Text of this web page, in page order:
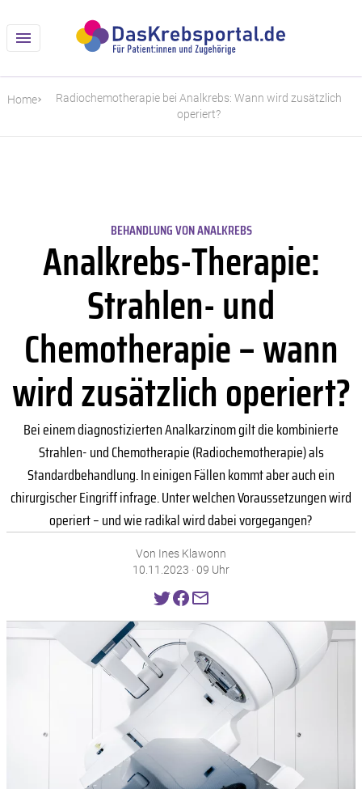
Home
Radiochemotherapie bei Analkrebs: Wann wird zusätzlich
operiert?
BEHANDLUNG VON ANALKREBS
Analkrebs-Therapie:
Strahlen- und
Chemotherapie – wann
wird zusätzlich operiert?
Bei einem diagnostizierten Analkarzinom gilt die kombinierte
Strahlen- und Chemotherapie (Radiochemotherapie) als
Standardbehandlung. In einigen Fällen kommt aber auch ein
chirurgischer Eingriff infrage. Unter welchen Voraussetzungen wird
operiert – und wie radikal wird dabei vorgegangen?
Von Ines Klawonn
10.11.2023 · 09 Uhr